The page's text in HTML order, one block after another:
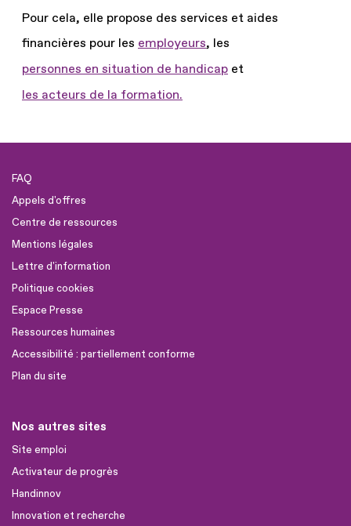
Pour cela, elle propose des services et aides
financières pour les employeurs, les
personnes en situation de handicap et
les acteurs de la formation.
FAQ
Appels d'offres
Centre de ressources
Mentions légales
Lettre d'information
Politique cookies
Espace Presse
Ressources humaines
Accessibilité : partiellement conforme
Plan du site
Nos autres sites
Site emploi
Activateur de progrès
Handinnov
Innovation et recherche